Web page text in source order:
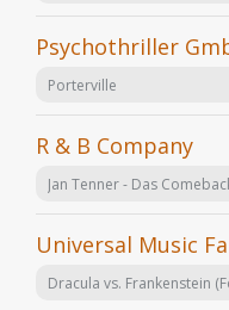
Psychothriller
Porterville
R & B Company
Jan Tenner - Das
Universal Music
Dracula vs. Frankenstein